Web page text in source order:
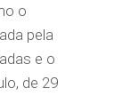
o
pela
e o
de 29